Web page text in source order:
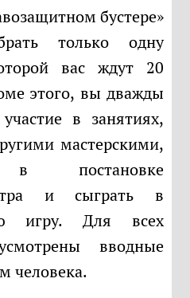
только одну
вас ждут 20
этого, вы дважды
в занятиях,
мастерскими,
в постановке
и сыграть в
игру. Для всех
вводные
человека.